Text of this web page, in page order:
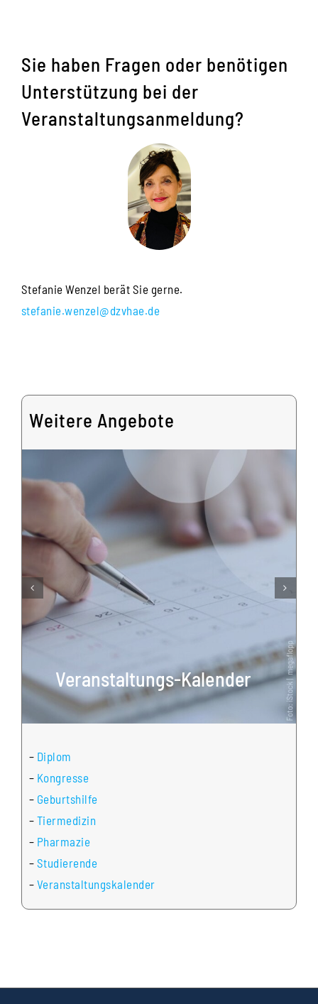
Sie haben Fragen oder benötigen
Unterstützung bei der
Veranstaltungsanmeldung?
Stefanie Wenzel berät Sie gerne.
stefanie.wenzel@dzvhae.de
Weitere Angebote
Veranstaltungs-Kalender
– Diplom
– Kongresse
– Geburtshilfe
– Tiermedizin
– Pharmazie
– Studierende
– Veranstaltungskalender